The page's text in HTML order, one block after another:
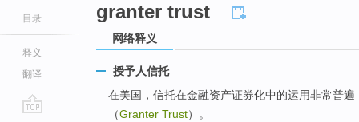
目录
释义
翻译
granter trust
网络释义
授予人信托
在美国，信托在金融资产证券化中的运用非常普
（Granter Trust）。